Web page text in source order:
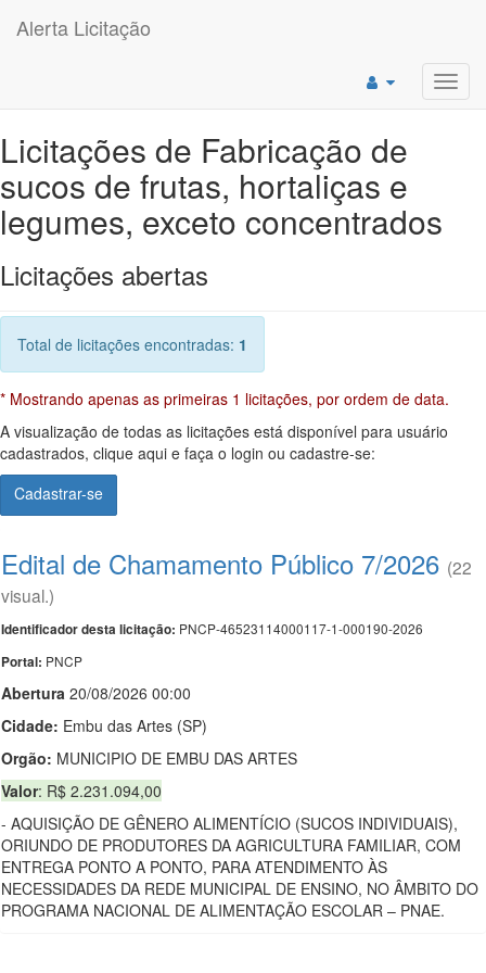
Alerta Licitação
Licitações de Fabricação de
sucos de frutas, hortaliças e
legumes, exceto concentrados
Licitações abertas
Total de licitações encontradas: 1
* Mostrando apenas as primeiras 1 licitações, por ordem de data.
A visualização de todas as licitações está disponível para usuário
cadastrados, clique aqui e faça o login ou cadastre-se:
Cadastrar-se
Edital de Chamamento Público 7/2026 (22
visual.)
Identificador desta licitação: PNCP-46523114000117-1-000190-2026
Portal: PNCP
Abertura 20/08/2026 00:00
Cidade: Embu das Artes (SP)
Orgão: MUNICIPIO DE EMBU DAS ARTES
Valor: R$ 2.231.094,00
- AQUISIÇÃO DE GÊNERO ALIMENTÍCIO (SUCOS INDIVIDUAIS),
ORIUNDO DE PRODUTORES DA AGRICULTURA FAMILIAR, COM
ENTREGA PONTO A PONTO, PARA ATENDIMENTO ÀS
NECESSIDADES DA REDE MUNICIPAL DE ENSINO, NO ÂMBITO DO
PROGRAMA NACIONAL DE ALIMENTAÇÃO ESCOLAR – PNAE.